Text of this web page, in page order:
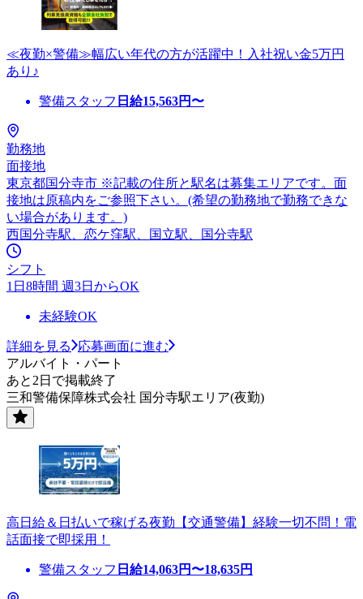
≪夜勤×警備≫幅広い年代の方が活躍中！入社祝い金5万円
あり♪
警備スタッフ 日給15,563円〜
勤務地
面接地
東京都国分寺市 ※記載の住所と駅名は募集エリアです。面
接地は原稿内をご参照下さい。(希望の勤務地で勤務できな
い場合があります。)
西国分寺駅、恋ケ窪駅、国立駅、国分寺駅
シフト
1日8時間 週3日からOK
未経験OK
詳細を見る
応募画面に進む
アルバイト・パート
あと2日で掲載終了
三和警備保障株式会社 国分寺駅エリア(夜勤)
高日給＆日払いで稼げる夜勤【交通警備】経験一切不問！電
話面接で即採用！
警備スタッフ 日給14,063円〜18,635円